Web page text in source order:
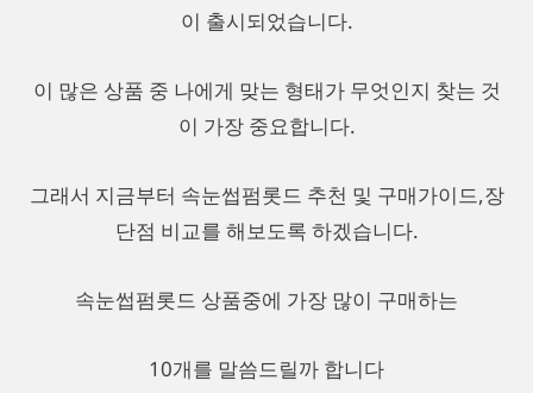
이 출시되었습니다.
이 많은 상품 중 나에게 맞는 형태가 무엇인지 찾는 것
이 가장 중요합니다.
그래서 지금부터 속눈썹펌롯드 추천 및 구매가이드,장
단점 비교를 해보도록 하겠습니다.
속눈썹펌롯드 상품중에 가장 많이 구매하는
10개를 말씀드릴까 합니다